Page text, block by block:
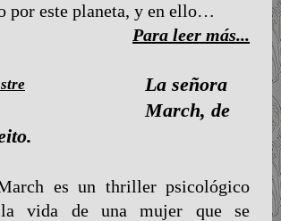
por este planeta, y en ello…
Para leer más...
La señora
March, de
es un thriller psicológico
vida de una mujer que se